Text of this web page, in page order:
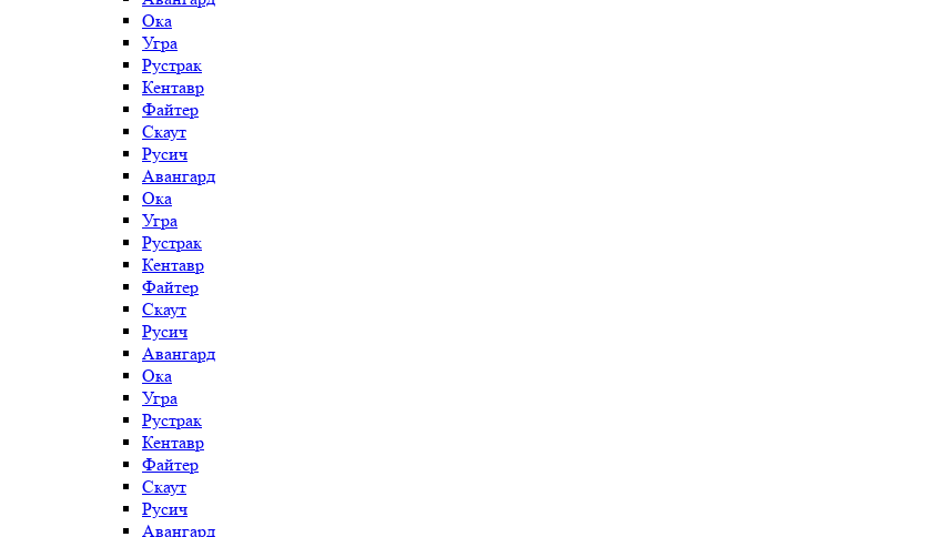
Ока
Угра
Рустрак
Кентавр
Файтер
Скаут
Русич
Авангард
Ока
Угра
Рустрак
Кентавр
Файтер
Скаут
Русич
Авангард
Ока
Угра
Рустрак
Кентавр
Файтер
Скаут
Русич
Авангард